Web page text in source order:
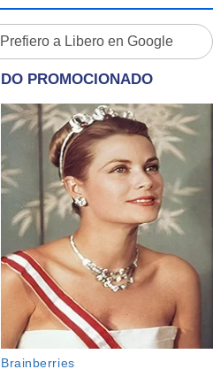
Prefiero a Libero en Google